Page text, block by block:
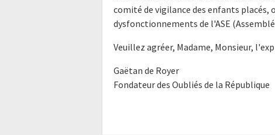
comité de vigilance des enfants placés,
dysfonctionnements de l'ASE
Veuillez agréer, Madame, Monsieur,
Gaëtan de Royer
Fondateur des Oubliés de la République